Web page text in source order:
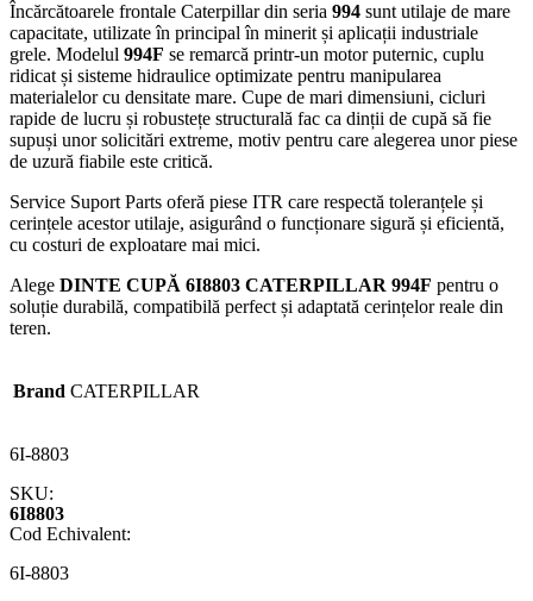
Încărcătoarele frontale Caterpillar din seria 994 sunt utilaje de mare
capacitate, utilizate în principal în minerit și aplicații industriale
grele. Modelul 994F se remarcă printr-un motor puternic, cuplu
ridicat și sisteme hidraulice optimizate pentru manipularea
materialelor cu densitate mare. Cupe de mari dimensiuni, cicluri
rapide de lucru și robustețe structurală fac ca dinții de cupă să fie
supuși unor solicitări extreme, motiv pentru care alegerea unor piese
de uzură fiabile este critică.
Service Suport Parts oferă piese ITR care respectă toleranțele și
cerințele acestor utilaje, asigurând o funcționare sigură și eficientă,
cu costuri de exploatare mai mici.
Alege DINTE CUPĂ 6I8803 CATERPILLAR 994F pentru o
soluție durabilă, compatibilă perfect și adaptată cerințelor reale din
teren.
Brand CATERPILLAR
6I-8803
SKU:
6I8803
Cod Echivalent:
6I-8803